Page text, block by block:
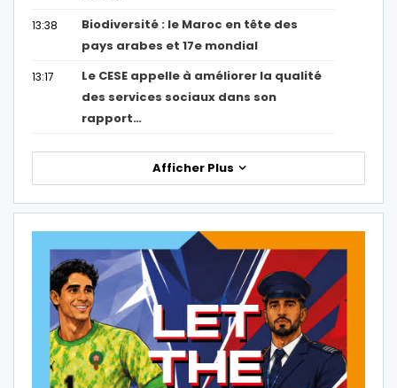
13:38
Biodiversité : le Maroc en tête des
pays arabes et 17e mondial
13:17
Le CESE appelle à améliorer la qualité
des services sociaux dans son
rapport…
Afficher Plus